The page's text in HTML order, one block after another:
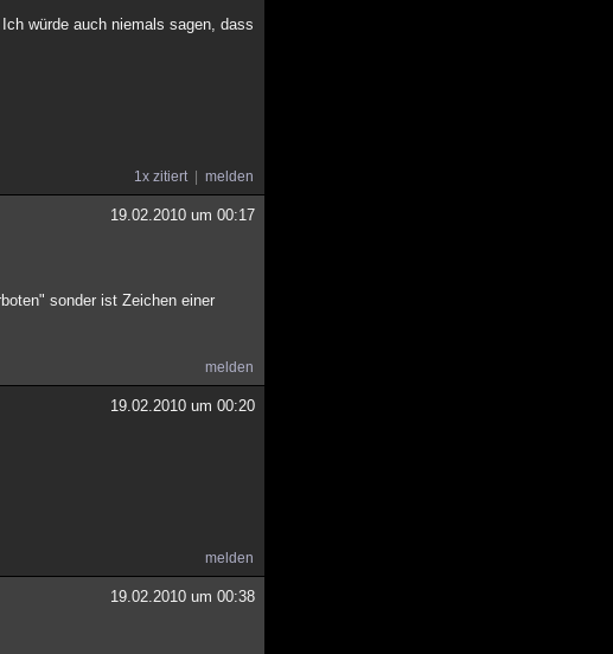
würde auch niemals sagen, dass
1x zitiert melden
19.02.2010 um 00:17
sonder ist Zeichen einer
melden
19.02.2010 um 00:20
melden
19.02.2010 um 00:38